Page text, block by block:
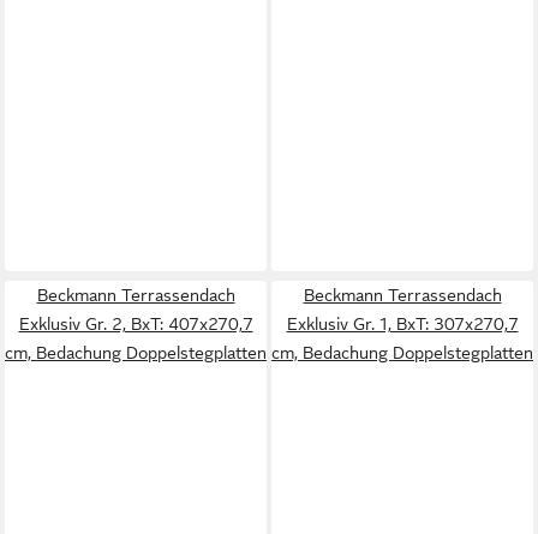
Beckmann Terrassendach
Exklusiv Gr. 2, BxT: 407x270,7
cm, Bedachung Doppelstegplatten
Beckmann Terrassendach
Exklusiv Gr. 1, BxT: 307x270,7
cm, Bedachung Doppelstegplatten